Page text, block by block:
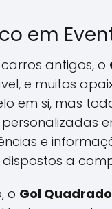
em
antigos, o
e muitos
em si, mas
e
a
o Gol Quadrado